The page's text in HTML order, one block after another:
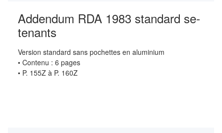
Addendum RDA 1983 standard se-
tenants
Version standard sans pochettes en aluminium
• Contenu : 6 pages
• P. 155Z à P. 160Z